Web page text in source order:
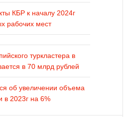
КБР к началу 2024г
рабочих мест
туркластера в
в 70 млрд рублей
об увеличении объема
в 2023г на 6%